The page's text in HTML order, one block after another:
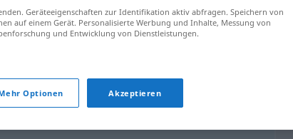
Geräteeigenschaften zur Identifikation aktiv abfragen. Speichern von
auf einem Gerät. Personalisierte Werbung und Inhalte, Messung von
und Entwicklung von Dienstleistungen.
Optionen Akzeptieren